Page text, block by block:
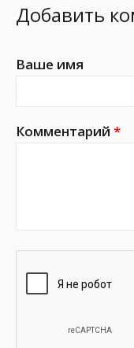
Добавить
Ваше имя
Комментарий *